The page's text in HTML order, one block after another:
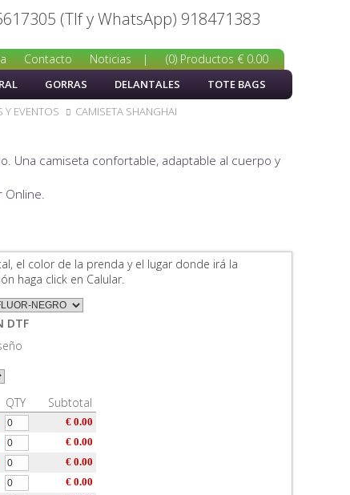
(Tlf y WhatsApp) 918471383
Contacto Noticias | (0) Productos € 0.00
GORRAS DELANTALES
TOTE BAGS
Y EVENTOS CAMISETA SHANGHAI
Una camiseta confortable, adaptable al cuerpo y
Online.
el color de la prenda y el lugar donde irá la
haga click en Calular.
DTF
QTY
Subtotal
€ 0.00
€ 0.00
€ 0.00
€ 0.00